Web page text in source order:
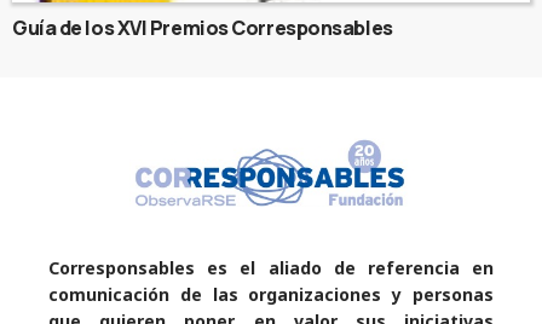
Guía de los XVI Premios Corresponsables
Corresponsables es el aliado de referencia en
comunicación de las organizaciones y personas